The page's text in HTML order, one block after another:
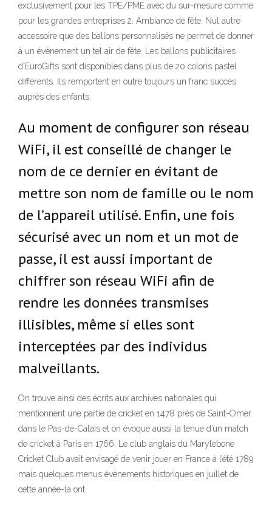
exclusivement pour les TPE/PME avec du sur-mesure comme
pour les grandes entreprises 2. Ambiance de fête. Nul autre
accessoire que des ballons personnalisés ne permet de donner
à un événement un tel air de fête. Les ballons publicitaires
d’EuroGifts sont disponibles dans plus de 20 coloris pastel
différents. Ils remportent en outre toujours un franc succès
auprès des enfants.
Au moment de configurer son réseau
WiFi, il est conseillé de changer le
nom de ce dernier en évitant de
mettre son nom de famille ou le nom
de l’appareil utilisé. Enfin, une fois
sécurisé avec un nom et un mot de
passe, il est aussi important de
chiffrer son réseau WiFi afin de
rendre les données transmises
illisibles, même si elles sont
interceptées par des individus
malveillants.
On trouve ainsi des écrits aux archives nationales qui
mentionnent une partie de cricket en 1478 près de Saint-Omer
dans le Pas-de-Calais et on évoque aussi la tenue d’un match
de cricket à Paris en 1766. Le club anglais du Marylebone
Cricket Club avait envisagé de venir jouer en France à l’été 1789
mais quelques menus évènements historiques en juillet de
cette année-là ont